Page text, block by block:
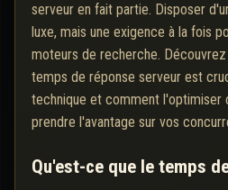
serveur en fait partie. Disposer
luxe, mais une exigence à la fois
moteurs de recherche. Découvrez
temps de réponse serveur est
technique et comment l'optimiser
prendre l'avantage sur vos
Qu'est-ce que le temps